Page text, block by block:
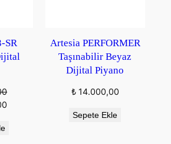
SR
Artesia PERFORMER
Taşınabilir Beyaz
Dijital Piyano
₺14.000,00
Sepete Ekle